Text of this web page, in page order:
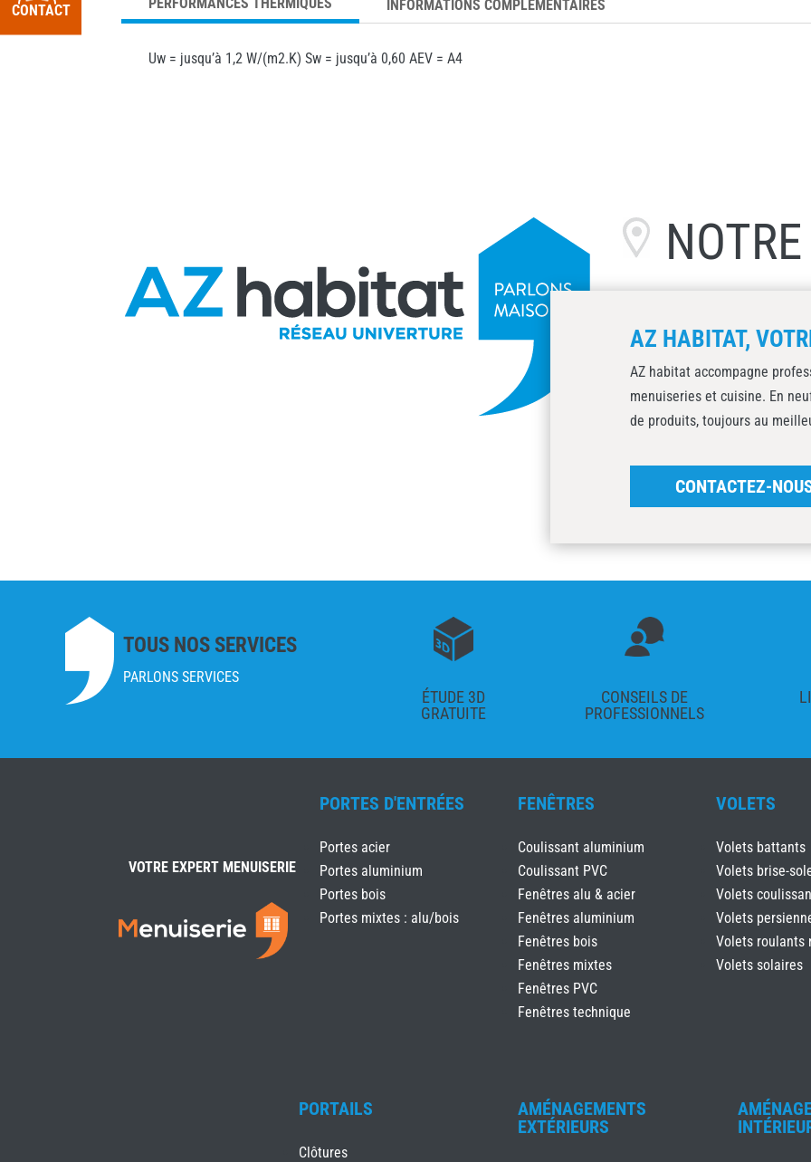
PERFORMANCES THERMIQUES INFORMATIONS COMPLÉMENTAIRES
Uw = jusqu’à 1,2 W/(m2.K) Sw = jusqu’à 0,60 AEV = A4
AZ HABITAT,
AZ habitat accompagne
menuiseries et cuisine. En
de produits, toujours au
CONTACTEZ-
TOUS NOS SERVICES
PARLONS SERVICES
ÉTUDE 3D
GRATUITE
CONSEILS DE
PROFESSIONNELS
VOTRE EXPERT MENUISERIE
PORTES D'ENTRÉES
Portes acier
Portes aluminium
Portes bois
Portes mixtes : alu/bois
FENÊTRES
Coulissant aluminium
Coulissant PVC
Fenêtres alu & acier
Fenêtres aluminium
Fenêtres bois
Fenêtres mixtes
Fenêtres PVC
Fenêtres technique
VOLETS
Volets battants
Volets brise-
Volets
Volets
Volets roulants
Volets solaires
PORTAILS
Clôtures
AMÉNAGEMENTS
EXTÉRIEURS
CONTACT